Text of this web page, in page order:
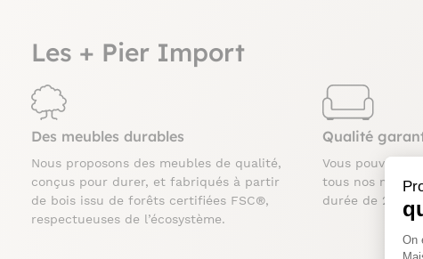
On
Les + Pier Import
Des meubles durables
Nous proposons des meubles de qualité,
conçus pour durer, et fabriqués à partir
de bois issu de forêts certifiées FSC®,
respectueuses de l’écosystème.
Qualité
Vous pouvez
tous nos
durée de 2 ans.